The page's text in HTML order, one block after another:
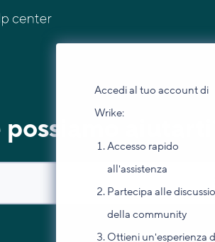
Accedi al tuo account di
Wrike:
Accesso rapido
all'assistenza
Partecipa alle
della community
Ottieni un'esperienza
possiamo